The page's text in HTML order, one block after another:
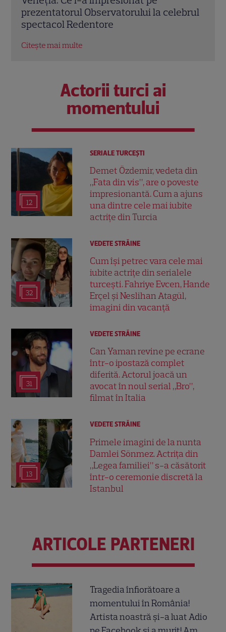
și i-a returnat bolidul de lux
Citește mai multe
Actorii turci ai
momentului
12
SERIALE TURCEŞTI
Demet Özdemir, vedeta din
„Fata din vis”, are o poveste
impresionantă. Cum a ajuns
una dintre cele mai iubite
actrițe din Turcia
32
VEDETE STRĂINE
Cum își petrec vara cele mai
iubite actrițe din serialele
turcești. Fahriye Evcen, Hande
Erçel și Neslihan Atagül,
imagini din vacanță
31
VEDETE STRĂINE
Can Yaman revine pe ecrane
într-o ipostază complet
diferită. Actorul joacă un
avocat în noul serial „Bro”,
filmat în Italia
13
VEDETE STRĂINE
Primele imagini de la nunta
Damlei Sönmez. Actrița din
„Legea familiei” s-a căsătorit
într-o ceremonie discretă la
Istanbul
ARTICOLE PARTENERI
Tragedia înfiorătoare a
momentului în România!
Artista noastră și-a luat Adio